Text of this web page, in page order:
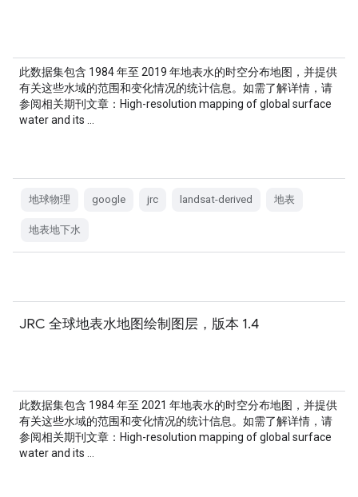
此数据集包含 1984 年至 2019 年地表水的时空分布地图，并提供
有关这些水域的范围和变化情况的统计信息。如需了解详情，请
参阅相关期刊文章：High-resolution mapping of global surface
water and its …
地球物理 google jrc landsat-derived 地表
地表地下水
JRC 全球地表水地图绘制图层，版本 1.4
此数据集包含 1984 年至 2021 年地表水的时空分布地图，并提供
有关这些水域的范围和变化情况的统计信息。如需了解详情，请
参阅相关期刊文章：High-resolution mapping of global surface
water and its …